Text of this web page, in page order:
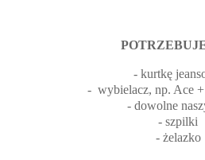
- kurtkę
- wybielacz, np. Ace
- dowolne
- szpilki
- żelazko